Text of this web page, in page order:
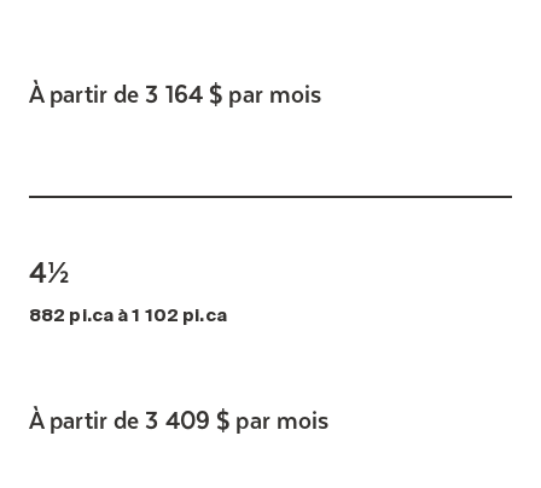
À partir de 3 164 $ par mois
4½
882 pi.ca à 1 102 pi.ca
À partir de 3 409 $ par mois